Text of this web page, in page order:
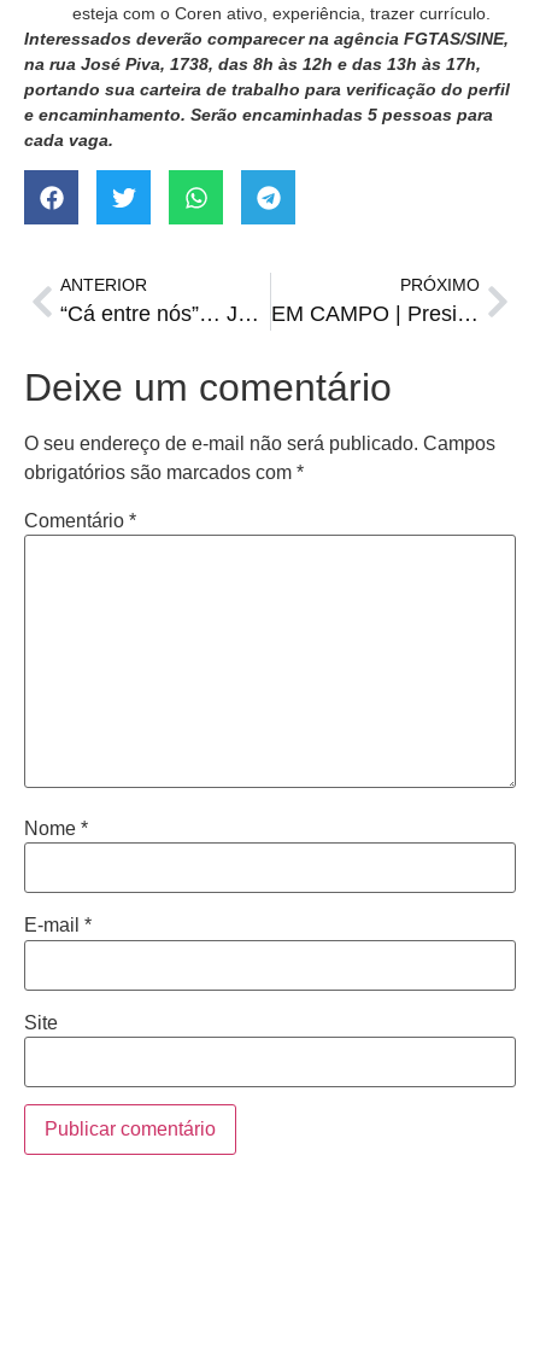
esteja com o Coren ativo, experiência, trazer currículo.
Interessados deverão comparecer na agência FGTAS/SINE,
na rua José Piva, 1738, das 8h às 12h e das 13h às 17h,
portando sua carteira de trabalho para verificação do perfil
e encaminhamento. Serão encaminhadas 5 pessoas para
cada vaga.
ANTERIOR
“Cá entre nós”… Já pararam pra pensar que em 2024 teremos eleições municipais?
PRÓXIMO
EM CAMPO | Presidente do Grêmio garante Suárez contra o Bahia e confirma viagem à Espanha
Deixe um comentário
O seu endereço de e-mail não será publicado. Campos
obrigatórios são marcados com *
Comentário *
Nome *
E-mail *
Site